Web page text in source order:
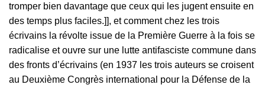
tromper bien davantage que ceux qui les jugent ensuite en
des temps plus faciles.]], et comment chez les trois
écrivains la révolte issue de la Première Guerre à la fois se
radicalise et ouvre sur une lutte antifasciste commune dans
des fronts d’écrivains (en 1937 les trois auteurs se croisent
au Deuxième Congrès international pour la Défense de la